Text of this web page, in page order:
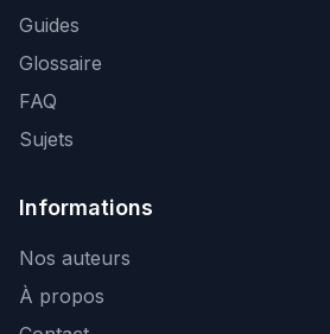
Guides
Glossaire
FAQ
Sujets
Informations
Nos auteurs
À propos